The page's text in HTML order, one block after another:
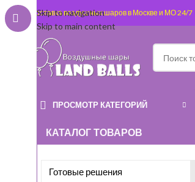
Skip to navigation
Skip to main content
Доставка воздушных шаров в Москве и МО 24/7
ПРОСМОТР КАТЕГОРИЙ
КАТАЛОГ ТОВАРОВ
Готовые решения